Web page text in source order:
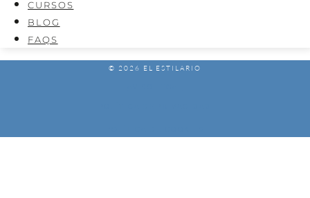
CURSOS
BLOG
FAQS
© 2026 EL ESTILARIO